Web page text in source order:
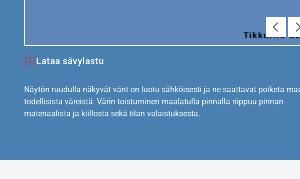
Lataa sävylastu
Näytön ruudulla näkyvät värit on luotu sähköisesti ja ne saattavat poiketa
todellisista väreistä. Värin toistuminen maalatulla pinnalla riippuu pinnan
materiaalista ja kiillosta sekä tilan valaistuksesta.